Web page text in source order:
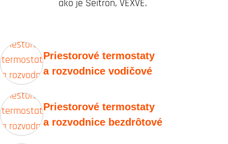
ako je Seitron, VEXVE.
Priestorové termostaty
a rozvodnice vodičové
Priestorové termostaty
a rozvodnice bezdrôtové